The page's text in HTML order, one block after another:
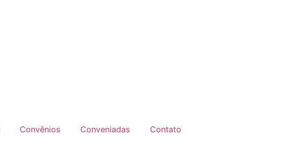
Convênios Conveniadas Contato